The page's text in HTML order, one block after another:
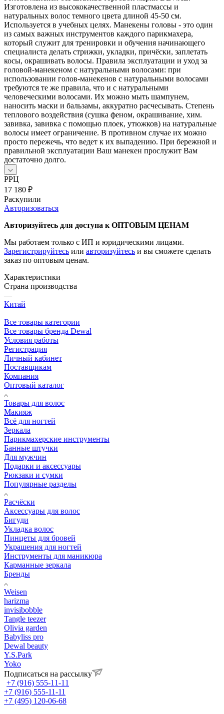
Изготовлена из высококачественной пластмассы и
натуральных волос темного цвета длиной 45-50 см.
Используется в учебных целях. Манекены головы - это один
из самых важных инструментов каждого парикмахера,
который служит для тренировки и обучения начинающего
специалиста делать стрижки, укладки, причёски, заплетать
косы, окрашивать волосы. Правила эксплуатации и уход за
головой-манекеном с натуральными волосами: при
использовании голов-манекенов с натуральными волосами
требуются те же правила, что и с натуральными
человеческими волосами. Их можно мыть шампунем,
наносить маски и бальзамы, аккуратно расчесывать. Степень
теплового воздействия (сушка феном, окрашивание, хим.
завивка, завивка с помощью плоек, утюжков) на натуральные
волосы имеет ограничение. В противном случае их можно
просто пережечь, что ведет к их выпадению. При бережной и
правильной эксплуатации Ваш манекен прослужит Вам
достаточно долго.
РРЦ
17 180 ₽
Раскупили
Авторизоваться
Авторизуйтесь для доступа к ОПТОВЫМ ЦЕНАМ
Мы работаем только с ИП и юридическими лицами.
Зарегистрируйтесь или авторизуйтесь и вы сможете сделать
заказ по оптовым ценам.
Характеристики
Страна производства
—
Китай
Все товары категории
Все товары бренда Dewal
Условия работы
Регистрация
Личный кабинет
Поставщикам
Компания
Оптовый каталог
Товары для волос
Макияж
Всё для ногтей
Зеркала
Парикмахерские инструменты
Банные штучки
Для мужчин
Подарки и аксессуары
Рюкзаки и сумки
Популярные разделы
Расчёски
Аксессуары для волос
Бигуди
Укладка волос
Пинцеты для бровей
Украшения для ногтей
Инструменты для маникюра
Карманные зеркала
Бренды
Weisen
harizma
invisibobble
Tangle teezer
Olivia garden
Babyliss pro
Dewal beauty
Y.S.Park
Yoko
Подписаться на рассылку
+7 (916) 555-11-11
+7 (916) 555-11-11
+7 (495) 120-06-68